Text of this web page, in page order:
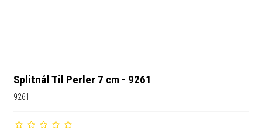
Splitnål Til Perler 7 cm - 9261
9261